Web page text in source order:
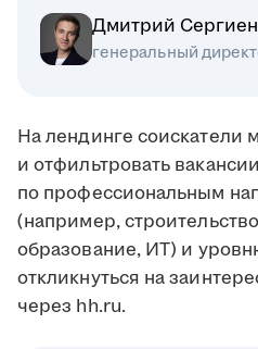
Дмитрий
генеральный
На лендинге соискатели
и отфильтровать вакансии
по профессиональным
(например,
образование, ИТ) и
откликнуться на
через hh.ru.